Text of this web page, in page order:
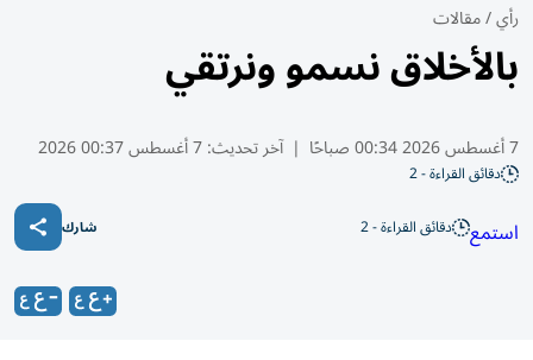
رأي/مقالات
بالأخلاق نسمو ونرتقي
7 أغسطس 2026 00:34 صباحًا | آخر تحديث:7 أغسطس 00:37 2026
دقائق القراءة - 2
استمع دقائق القراءة - 2 شارك